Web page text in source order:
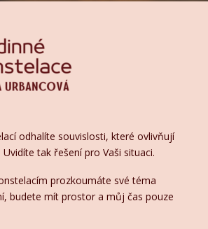
odhalíte souvislosti, které ovlivňují
tak řešení pro Vaši situaci.
prozkoumáte své téma
budete mít prostor a můj čas pouze